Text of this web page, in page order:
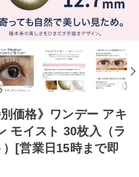
価格》ワンデー アキ
モイスト 30枚入（ラ
[営業日15時まで即